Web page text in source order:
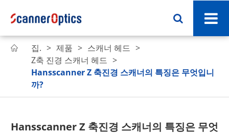
 집. 제품
스캐너 헤드
Z축 진경 스캐너 헤드
Hansscanner Z 축진경 스캐너의 특징은 무엇입니
까?
Hansscanner Z 축진경 스캐너의 특징은 무엇